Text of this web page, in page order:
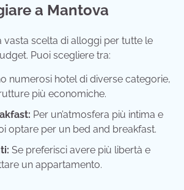
a Mantova
vasta scelta di alloggi per tutte le
Puoi scegliere tra:
numerosi hotel di diverse categorie,
più economiche.
Per un’atmosfera più intima e
optare per un bed and breakfast.
Se preferisci avere più libertà e
un appartamento.